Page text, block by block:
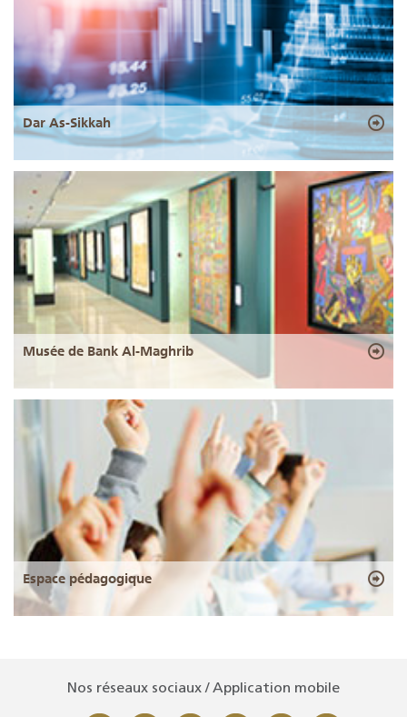
Dar As-Sikkah
Musée de Bank Al-Maghrib
Espace pédagogique
Nos réseaux sociaux / Application mobile